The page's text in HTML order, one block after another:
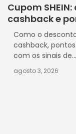
Cupom
cashback e
Como o
cashback,
com os sinais de...
agosto 3, 2026